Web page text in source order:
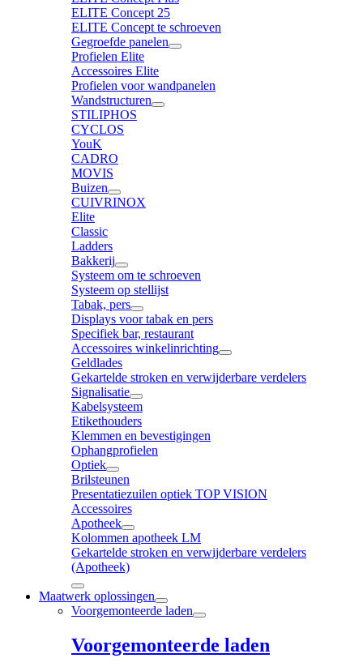
ELITE Concept 25
ELITE Concept te schroeven
Gegroefde panelen
Profielen Elite
Accessoires Elite
Profielen voor wandpanelen
Wandstructuren
STILIPHOS
CYCLOS
YouK
CADRO
MOVIS
Buizen
CUIVRINOX
Elite
Classic
Ladders
Bakkerij
Systeem om te schroeven
Systeem op stellijst
Tabak, pers
Displays voor tabak en pers
Specifiek bar, restaurant
Accessoires winkelinrichting
Geldlades
Gekartelde stroken en verwijderbare verdelers
Signalisatie
Kabelsysteem
Etikethouders
Klemmen en bevestigingen
Ophangprofielen
Optiek
Brilsteunen
Presentatiezuilen optiek TOP VISION
Accessoires
Apotheek
Kolommen apotheek LM
Gekartelde stroken en verwijderbare verdelers
(Apotheek)
Maatwerk oplossingen
Voorgemonteerde laden
Voorgemonteerde laden